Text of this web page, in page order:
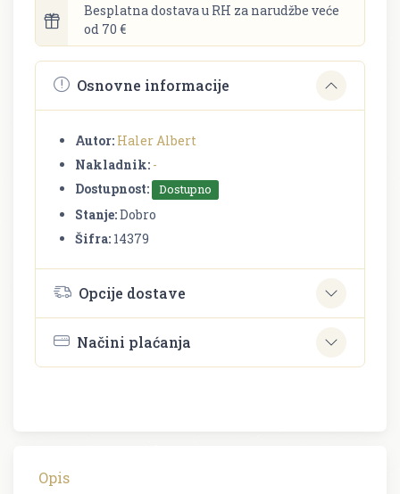
Besplatna dostava u RH za narudžbe veće
od 70 €
Osnovne informacije
Autor: Haler Albert
Nakladnik: -
Dostupnost:
Dostupno
Stanje:Dobro
Šifra: 14379
Opcije dostave
Načini plaćanja
Opis